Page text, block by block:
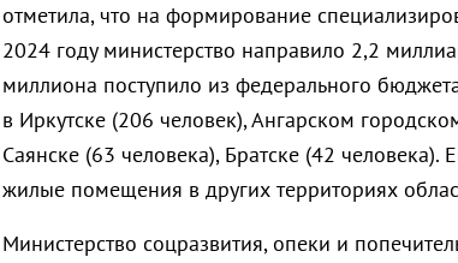
отметила, что на формирование
2024 году министерство направило 2,2
миллиона поступило из федерального
в Иркутске (206 человек), Ангарском
Саянске (63 человека), Братске (42
жилые помещения в других территориях
Министерство соцразвития, опеки и